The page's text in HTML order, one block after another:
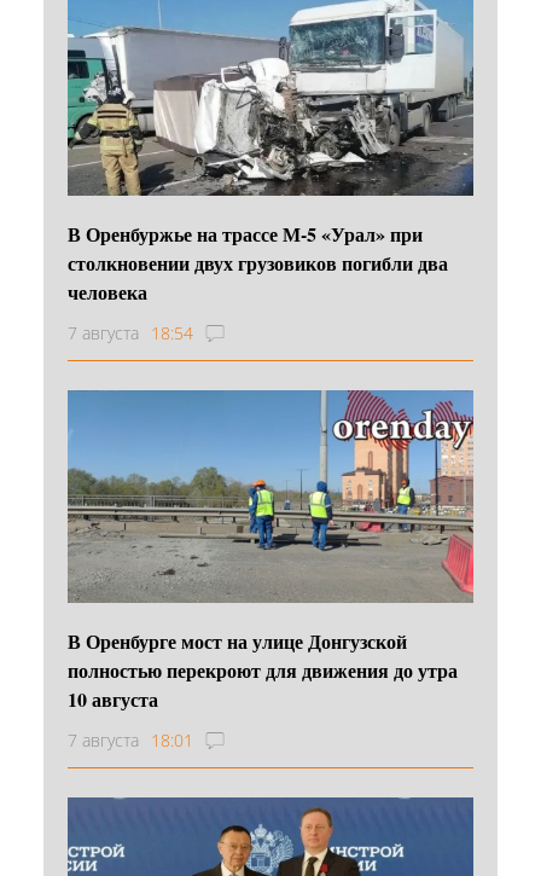
В Оренбуржье на трассе М-5 «Урал» при
столкновении двух грузовиков погибли два
человека
7 августа 18:54
В Оренбурге мост на улице Донгузской
полностью перекроют для движения до утра
10 августа
7 августа 18:01